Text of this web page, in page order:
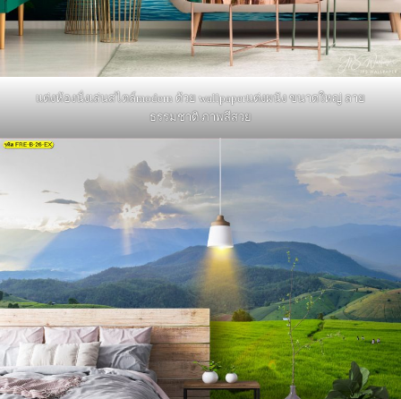
แต่งห้องนั่งเล่นสไตล์modern ด้วย wallpaperแต่งผนัง ขนาดใหญ่ ลาย
ธรรมชาติ ภาพสีสวย